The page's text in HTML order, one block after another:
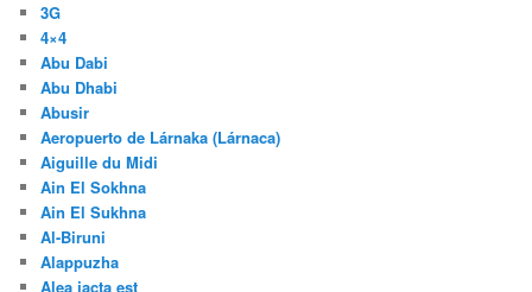
3G
4×4
Abu Dabi
Abu Dhabi
Abusir
Aeropuerto de Lárnaka (Lárnaca)
Aiguille du Midi
Ain El Sokhna
Ain El Sukhna
Al-Biruni
Alappuzha
Alea jacta est